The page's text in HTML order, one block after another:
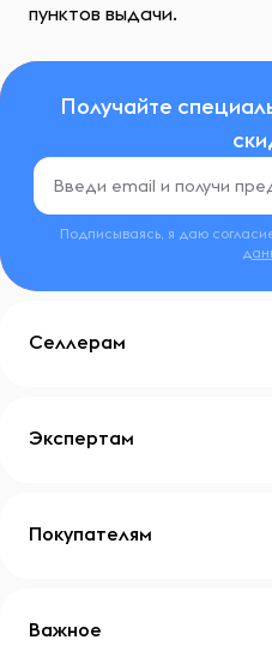
пунктов выдачи.
Получайте
Подписываясь, я даю
Селлерам
Экспертам
Покупателям
Важное